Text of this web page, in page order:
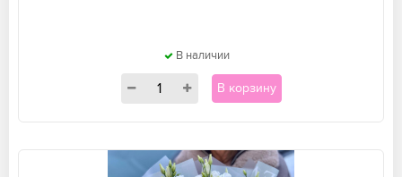
В наличии
В корзину